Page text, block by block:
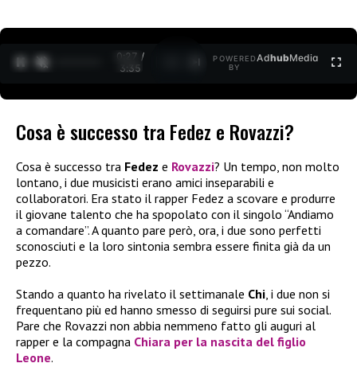
0:28 /
3:35
POWERED
BY
AdhubMedia
Cosa è successo tra Fedez e Rovazzi?
Cosa è successo tra Fedez e Rovazzi? Un tempo, non molto
lontano, i due musicisti erano amici inseparabili e
collaboratori. Era stato il rapper Fedez a scovare e produrre
il giovane talento che ha spopolato con il singolo “Andiamo
a comandare”. A quanto pare però, ora, i due sono perfetti
sconosciuti e la loro sintonia sembra essere finita già da un
pezzo.
Stando a quanto ha rivelato il settimanale Chi, i due non si
frequentano più ed hanno smesso di seguirsi pure sui social.
Pare che Rovazzi non abbia nemmeno fatto gli auguri al
rapper e la compagna Chiara per la nascita del figlio
Leone.